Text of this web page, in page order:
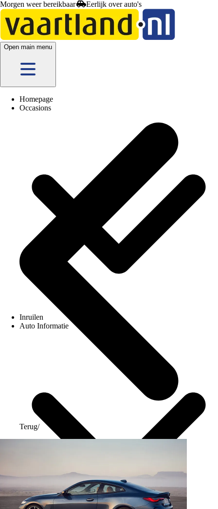
over auto's
Morgen weer bereikbaar
Open main menu
Homepage
Occasions
Inruilen
Auto Informatie
Terug/